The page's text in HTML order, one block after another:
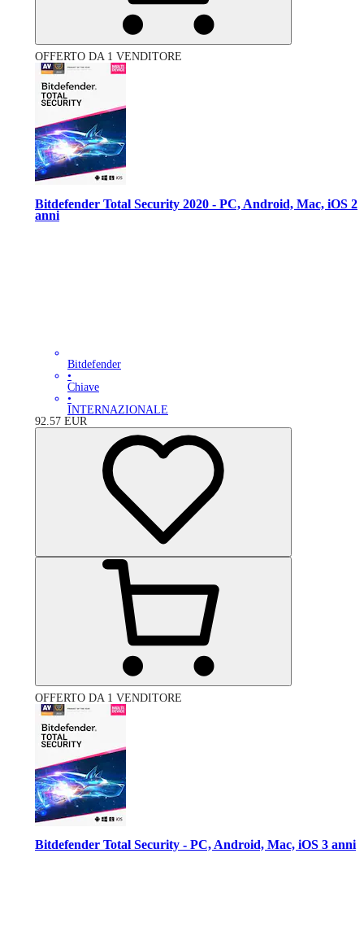
OFFERTO DA 1 VENDITORE
Bitdefender Total Security 2020 - PC, Android, Mac, iOS 2
anni
Bitdefender
•
Chiave
•
INTERNAZIONALE
92.57 EUR
OFFERTO DA 1 VENDITORE
Bitdefender Total Security - PC, Android, Mac, iOS 3 anni